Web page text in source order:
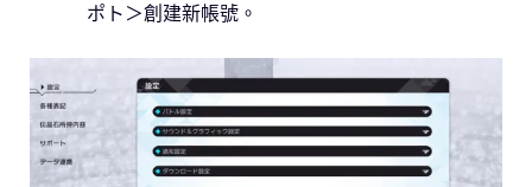
ポト＞創建新帳號。